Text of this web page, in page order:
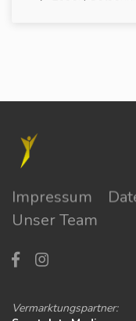
Impressum
Unser Team
Vermarktungspartner: